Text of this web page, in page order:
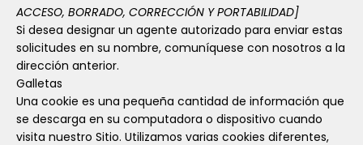
ACCESO, BORRADO, CORRECCIÓN Y PORTABILIDAD]
Si desea designar un agente autorizado para enviar estas
solicitudes en su nombre, comuníquese con nosotros a la
dirección anterior.
Galletas
Una cookie es una pequeña cantidad de información que
se descarga en su computadora o dispositivo cuando
visita nuestro Sitio. Utilizamos varias cookies diferentes,